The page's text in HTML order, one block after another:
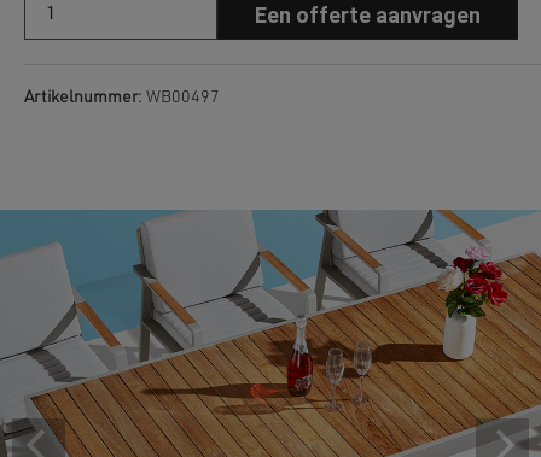
Een offerte aanvragen
Artikelnummer: WB00497